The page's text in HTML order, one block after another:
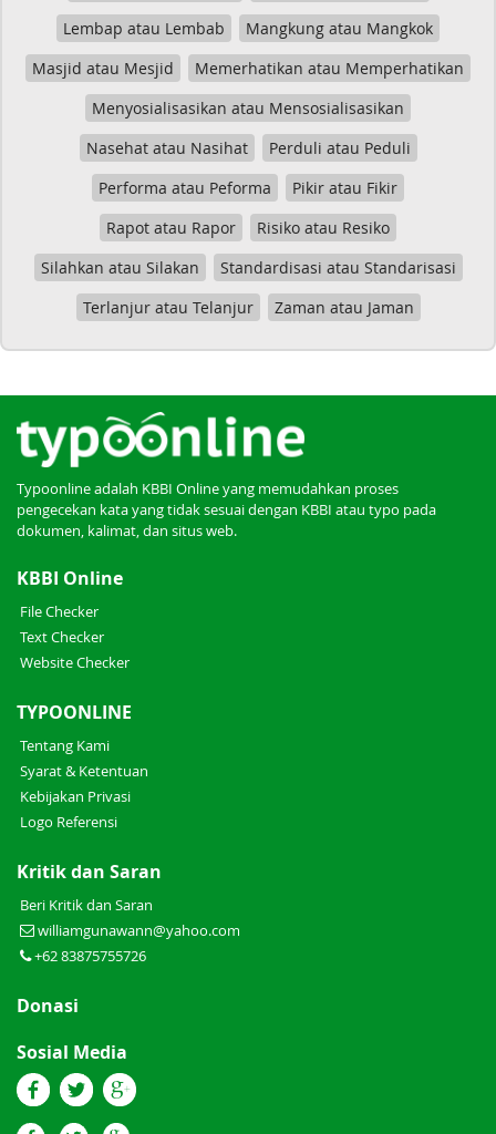
Lembap atau Lembab
Mangkung atau Mangkok
Masjid atau Mesjid
Memerhatikan atau Memperhatikan
Menyosialisasikan atau Mensosialisasikan
Nasehat atau Nasihat
Perduli atau Peduli
Performa atau Peforma
Pikir atau Fikir
Rapot atau Rapor
Risiko atau Resiko
Silahkan atau Silakan
Standardisasi atau Standarisasi
Terlanjur atau Telanjur
Zaman atau Jaman
Typoonline adalah KBBI Online yang memudahkan proses
pengecekan kata yang tidak sesuai dengan KBBI atau typo pada
dokumen, kalimat, dan situs web.
KBBI Online
File Checker
Text Checker
Website Checker
TYPOONLINE
Tentang Kami
Syarat & Ketentuan
Kebijakan Privasi
Logo Referensi
Kritik dan Saran
Beri Kritik dan Saran
williamgunawann@yahoo.com
+62 83875755726
Donasi
Sosial Media